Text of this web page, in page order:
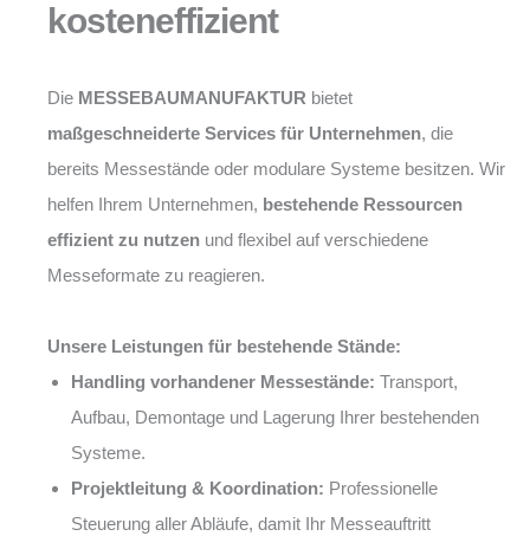
kosteneffizient
Die MESSEBAUMANUFAKTUR bietet
maßgeschneiderte Services für Unternehmen, die
bereits Messestände oder modulare Systeme besitzen. Wir
helfen Ihrem Unternehmen, bestehende Ressourcen
effizient zu nutzen und flexibel auf verschiedene
Messeformate zu reagieren.
Unsere Leistungen für bestehende Stände:
Handling vorhandener Messestände: Transport,
Aufbau, Demontage und Lagerung Ihrer bestehenden
Systeme.
Projektleitung & Koordination: Professionelle
Steuerung aller Abläufe, damit Ihr Messeauftritt